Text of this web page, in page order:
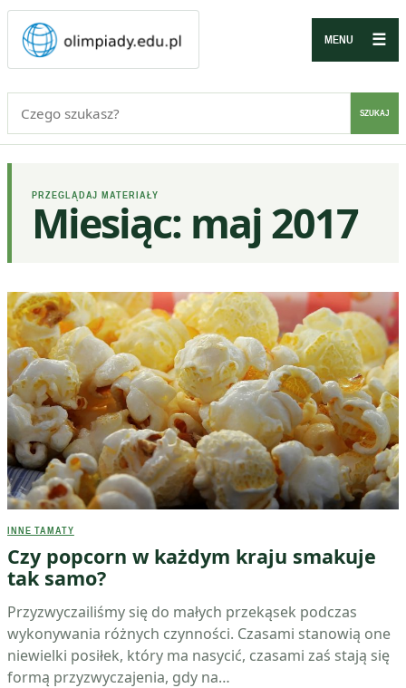
MENU ☰
SZUKAJ
PRZEGLĄDAJ MATERIAŁY
Miesiąc: maj 2017
INNE TAMATY
Czy popcorn w każdym kraju smakuje
tak samo?
Przyzwyczailiśmy się do małych przekąsek podczas
wykonywania różnych czynności. Czasami stanowią one
niewielki posiłek, który ma nasycić, czasami zaś stają się
formą przyzwyczajenia, gdy na…